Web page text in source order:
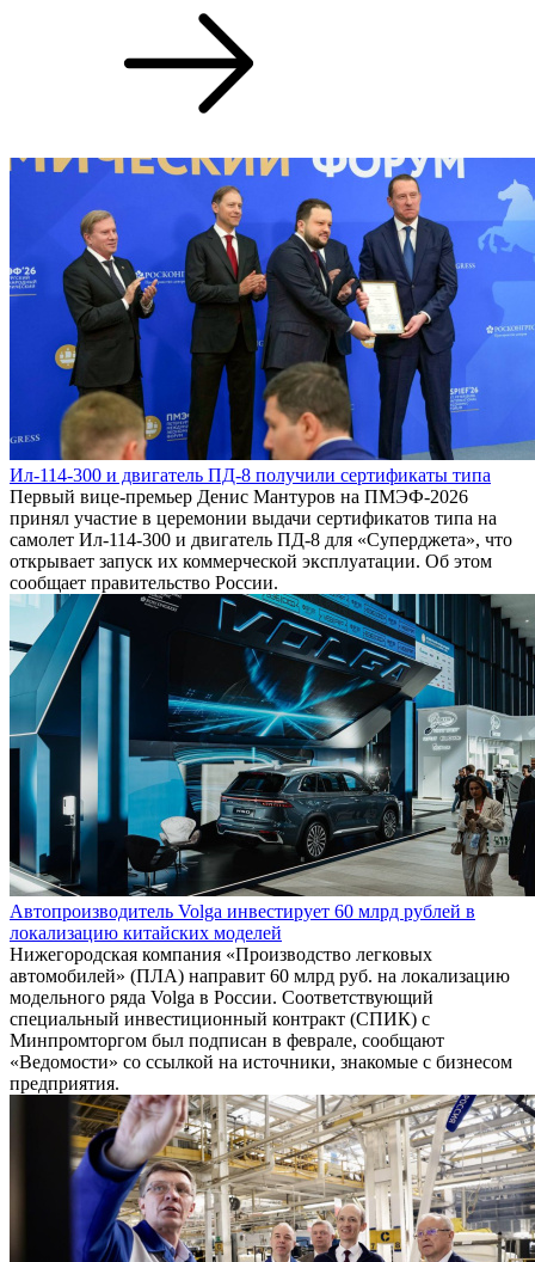
Ил-114-300 и двигатель ПД-8 получили сертификаты типа
Первый вице-премьер Денис Мантуров на ПМЭФ-2026
принял участие в церемонии выдачи сертификатов типа на
самолет Ил-114-300 и двигатель ПД-8 для «Суперджета», что
открывает запуск их коммерческой эксплуатации. Об этом
сообщает правительство России.
Автопроизводитель Volga инвестирует 60 млрд рублей в
локализацию китайских моделей
Нижегородская компания «Производство легковых
автомобилей» (ПЛА) направит 60 млрд руб. на локализацию
модельного ряда Volga в России. Соответствующий
специальный инвестиционный контракт (СПИК) с
Минпромторгом был подписан в феврале, сообщают
«Ведомости» со ссылкой на источники, знакомые с бизнесом
предприятия.